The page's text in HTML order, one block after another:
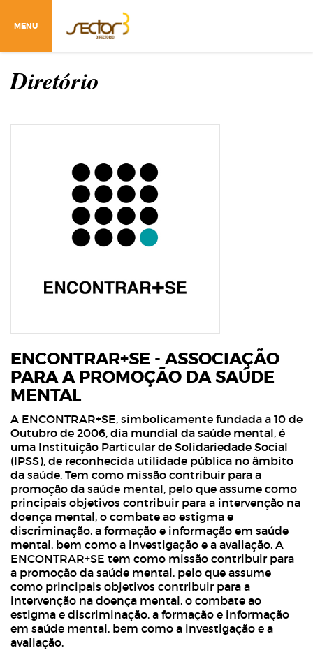
MENU
Diretório
ENCONTRAR+SE - ASSOCIAÇÃO
PARA A PROMOÇÃO DA SAÚDE
MENTAL
A ENCONTRAR+SE, simbolicamente fundada a 10 de
Outubro de 2006, dia mundial da saúde mental, é
uma Instituição Particular de Solidariedade Social
(IPSS), de reconhecida utilidade pública no âmbito
da saúde. Tem como missão contribuir para a
promoção da saúde mental, pelo que assume como
principais objetivos contribuir para a intervenção na
doença mental, o combate ao estigma e
discriminação, a formação e informação em saúde
mental, bem como a investigação e a avaliação. A
ENCONTRAR+SE tem como missão contribuir para
a promoção da saúde mental, pelo que assume
como principais objetivos contribuir para a
intervenção na doença mental, o combate ao
estigma e discriminação, a formação e informação
em saúde mental, bem como a investigação e a
avaliação.